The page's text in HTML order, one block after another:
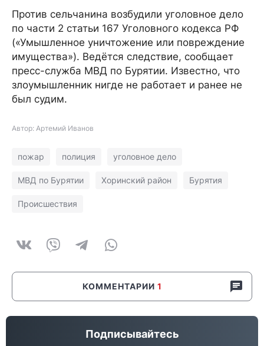
Против сельчанина возбудили уголовное дело
по части 2 статьи 167 Уголовного кодекса РФ
(«Умышленное уничтожение или повреждение
имущества»). Ведётся следствие, сообщает
пресс-служба МВД по Бурятии. Известно, что
злоумышленник нигде не работает и ранее не
был судим.
Автор: Артемий Иванов
пожар полиция уголовное дело
МВД по Бурятии Хоринский район Бурятия
Происшествия
КОММЕНТАРИИ 1
Подписывайтесь